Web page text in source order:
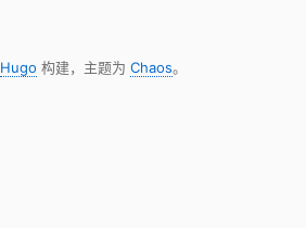
Hugo 构建，主题为 Chaos。